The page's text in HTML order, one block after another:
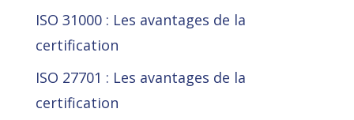
ISO 31000 : Les avantages de la
certification
ISO 27701 : Les avantages de la
certification